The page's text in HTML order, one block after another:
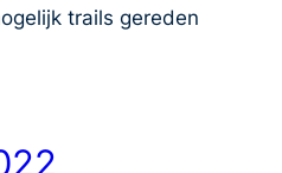
trails gereden